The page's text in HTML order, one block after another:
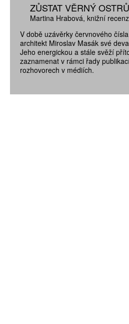
ZŮSTAT VĚRNÝ
Martina Hrabová knižní
V době uzávěrky červnového
architekt Miroslav Masák své
Jeho energickou a stále svěží
zaznamenat v rámci řady
rozhovorech v médiích.